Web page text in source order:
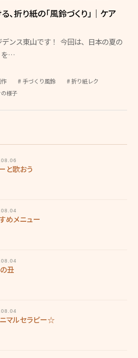
の花
らぎ
地
、折り紙の「風鈴づくり」｜ケア
デンス東山です！ 今回は、日本の夏の
を…
手づくり風鈴
折り紙レク
様子
と歌おう
めメニュー
丑
マルセラピー☆